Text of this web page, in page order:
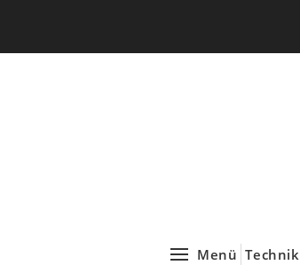
Menü Technik